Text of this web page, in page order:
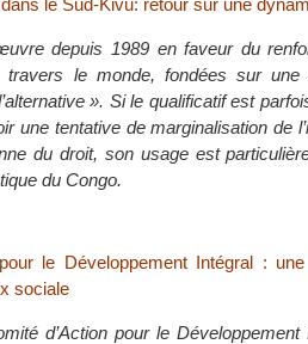
le Sud-Kivu: retour sur une
depuis 1989 en faveur du
travers le monde, fondées sur une
». Si le qualificatif est
une tentative de marginalisation de
du droit, son usage est
du Congo.
le Développement Intégral :
sociale
d’Action pour le